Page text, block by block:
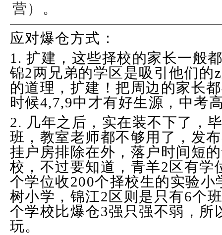
营）。
应对爆仓方式：
1. 扩建，这些择校的家长一般
锦2两兄弟的学区是吸引他们的
的道理，扩建！把周边的家长
时候4,7,9中才有好生源，中考
2. 几年之后，实在装不下了，
班，教室老师都不够用了，发
挂户房排除在外，落户时间短
校，不过要知道，青羊2区有学
个学位收200个择校生的实验
树小学，锦江2区则是只有6个
个学校比爆仓3强只强不弱，所
玩。